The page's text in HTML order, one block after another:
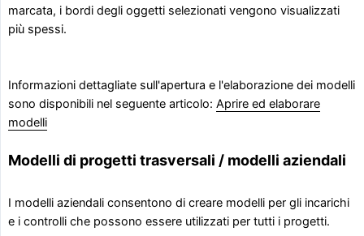
marcata, i bordi degli oggetti selezionati vengono visualizzati
più spessi.
Informazioni dettagliate sull'apertura e l'elaborazione dei modelli
sono disponibili nel seguente articolo: Aprire ed elaborare
modelli
Modelli di progetti trasversali / modelli aziendali
I modelli aziendali consentono di creare modelli per gli incarichi
e i controlli che possono essere utilizzati per tutti i progetti.